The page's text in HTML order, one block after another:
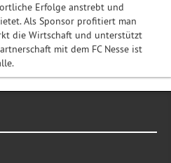
Erfolge anstrebt und
Als Sponsor profitiert man
die Wirtschaft und unterstützt
mit dem FC Nesse ist